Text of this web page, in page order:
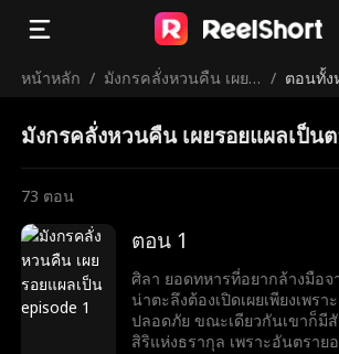
หน้าหลัก / มังกรคลั่งหวนคืน เผยร
/ ตอนทั้ง
มังกรคลั่งหวนคืน เผยรอยแผลเป็น
73 ตอน
ตอน 1
ศิลา ยอดทหารที่อยากล้างมือ
น่าตะลึงต้องเปิดเผยเพียงเพร
ปลอดภัย ขณะเดียวกันเขาก็
สิริแห่งธรากุล เพราะอันตราย